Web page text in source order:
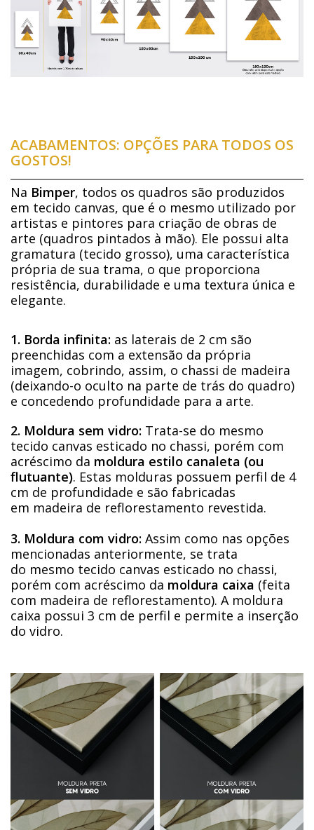
ACABAMENTOS: OPÇÕES PARA TODOS OS
GOSTOS!
Na Bimper, todos os quadros são produzidos
em tecido canvas, que é o mesmo utilizado por
artistas e pintores para criação de obras de
arte (quadros pintados à mão). Ele possui alta
gramatura (tecido grosso), uma característica
própria de sua trama, o que proporciona
resistência, durabilidade e uma textura única e
elegante.
1. Borda infinita: as laterais de 2 cm são
preenchidas com a extensão da própria
imagem, cobrindo, assim, o chassi de madeira
(deixando-o oculto na parte de trás do quadro)
e concedendo profundidade para a arte.
2. Moldura sem vidro: Trata-se do mesmo
tecido canvas esticado no chassi, porém com
acréscimo da moldura estilo canaleta (ou
flutuante). Estas molduras possuem perfil de 4
cm de profundidade e são fabricadas
em madeira de reflorestamento revestida.
3. Moldura com vidro: Assim como nas opções
mencionadas anteriormente, se trata
do mesmo tecido canvas esticado no chassi,
porém com acréscimo da moldura caixa (feita
com madeira de reflorestamento). A moldura
caixa possui 3 cm de perfil e permite a inserção
do vidro.